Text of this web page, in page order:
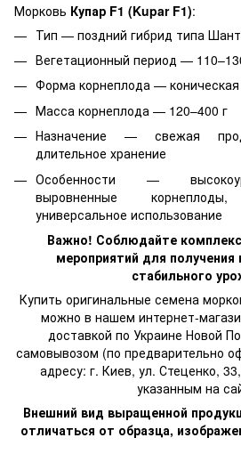
Морковь Купар F1 (Kupar F1):
Тип — поздний гибрид типа
Вегетационный период —
Форма корнеплода — коническая
Масса корнеплода — 120–400 г
Назначение — свежая
длительное хранение
Особенности —
выровненные
универсальное использование
Важно! Соблюдайте комплекс
мероприятий для получения
стабильного
Купить оригинальные семена
можно в нашем интернет-
доставкой по Украине Новой
самовывозом (по предварительно
адресу: г. Киев, ул. Стеценко,
указанным на
Внешний вид выращенной
отличаться от образца,